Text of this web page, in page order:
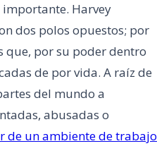
Harvey
dos polos opuestos; por
que, por su poder dentro
de por vida. A raíz de
del mundo a
abusadas o
de un ambiente de trabajo